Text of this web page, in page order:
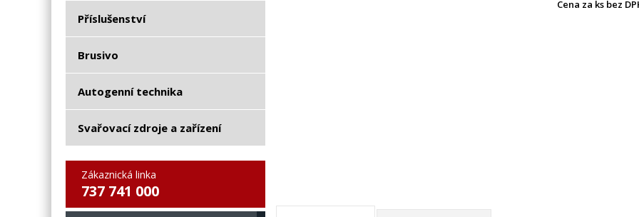
Příslušenství
Brusivo
Autogenní technika
Svařovací zdroje a zařízení
Zákaznická linka
737 741 000
Cena za ks bez